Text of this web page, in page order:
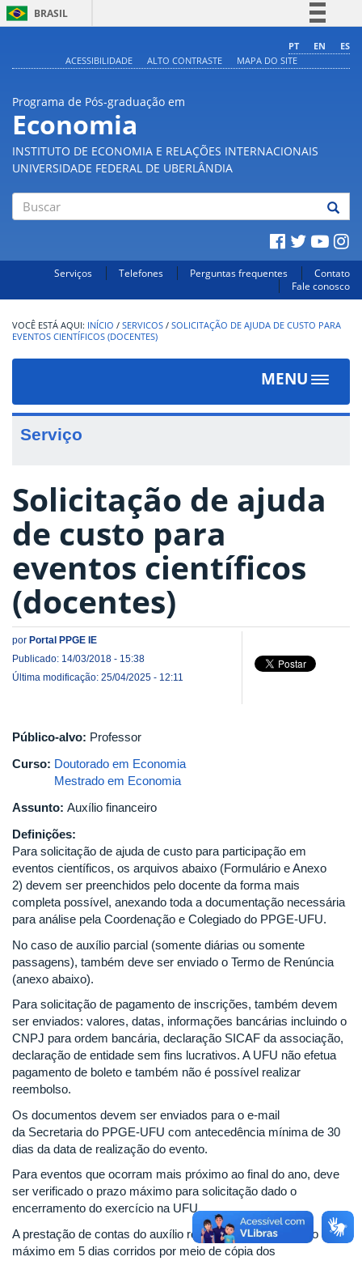
BRASIL
Comunica BR
PT EN
ES
ACESSIBILIDADE
ALTO CONTRASTE MAPA DO SITE
Programa de Pós-graduação em
Economia
INSTITUTO DE ECONOMIA E RELAÇÕES INTERNACIONAIS
UNIVERSIDADE FEDERAL DE UBERLÂNDIA
Serviços Telefones Perguntas frequentes
Contato
Fale conosco
INÍCIO / SERVICOS / SOLICITAÇÃO DE AJUDA DE CUSTO PARA
EVENTOS CIENTÍFICOS (DOCENTES)
MENU
Toggle
Serviço
Solicitação de ajuda
de custo para
eventos científicos
(docentes)
por Portal PPGE IE
Publicado: 14/03/2018 - 15:38
Última modificação: 25/04/2025 - 12:11
Público-alvo: Professor
Curso: Doutorado em Economia
Mestrado em Economia
Assunto: Auxílio financeiro
Definições:
Para solicitação de ajuda de custo para participação em
eventos científicos, os arquivos abaixo (Formulário e Anexo
2) devem ser preenchidos pelo docente da forma mais
completa possível, anexando toda a documentação necessária
para análise pela Coordenação e Colegiado do PPGE-UFU.
No caso de auxílio parcial (somente diárias ou somente
passagens), também deve ser enviado o Termo de Renúncia
(anexo abaixo).
Para solicitação de pagamento de inscrições, também devem
ser enviados: valores, datas, informações bancárias incluindo o
CNPJ para ordem bancária, declaração SICAF da associação,
declaração de entidade sem fins lucrativos. A UFU não efetua
pagamento de boleto e também não é possível realizar
reembolso.
Os documentos devem ser enviados para o e-mail
da Secretaria do PPGE-UFU com antecedência mínima de 30
dias da data de realização do evento.
Para eventos que ocorram mais próximo ao final do ano, deve
ser verificado o prazo máximo para solicitação dado o
encerramento do exercício na UFU.
A prestação de contas do auxílio recebido deve ocorrer no
máximo em 5 dias corridos por meio de cópia dos